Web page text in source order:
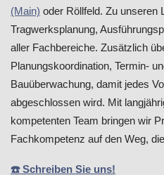
(Main) oder Röllfeld. Zu unseren
Tragwerksplanung,
aller Fachbereiche. Zusätzlich
Planungskoordination, Termin-
Bauüberwachung, damit jedes
abgeschlossen wird. Mit
kompetenten Team bringen wir
Fachkompetenz auf den Weg,
☎️ Schreiben Sie uns!